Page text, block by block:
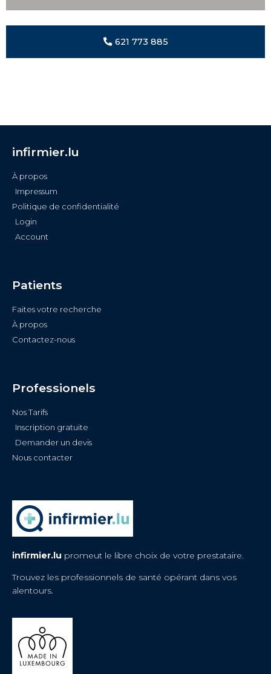
621 773 885
infirmier.lu
À propos
Impressum
Politique de confidentialité
Login
Account
Patients
Faites votre recherche
À propos
Contactez-nous
Professionels
Nos Tarifs
Inscription gratuite
Demander un devis
Nous contacter
infirmier.lu promeut le libre choix de votre prestataire.
Trouvez les professionnels de santé opérant dans vos
alentours.